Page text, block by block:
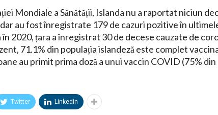
Mondiale a Sănătății, Islanda nu a raportat niciun
au fost înregistrate 179 de cazuri pozitive în
2020, țara a înregistrat 30 de decese cauzate de
71.1% din populația islandeză este complet
au primit prima doză a unui vaccin COVID (75%
Twitter Linkedin